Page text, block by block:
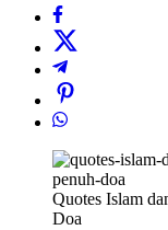
Quotes Islam
Doa